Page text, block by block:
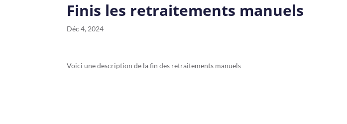
Finis les retraitements manuels
Déc 4, 2024
Voici une description de la fin des retraitements manuels